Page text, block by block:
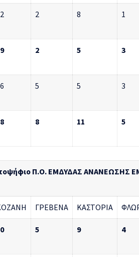
2 8 1
2 5 3
5 5 3
8 11 5
Π.Ο. ΕΜΔΥΔΑΣ ΑΝΑΝΕΩΣΗΣ
ΓΡΕΒΕΝΑ ΚΑΣΤΟΡΙΑ
5 9 4